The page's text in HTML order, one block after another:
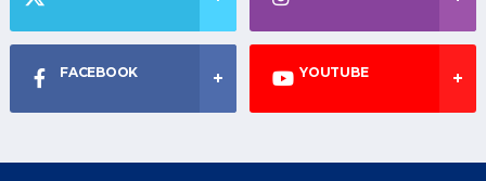
FACEBOOK YOUTUBE